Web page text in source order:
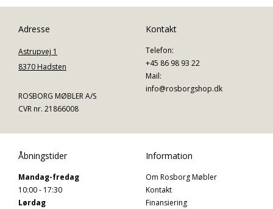
Adresse
Astrupvej 1
8370 Hadsten
ROSBORG MØBLER A/S
CVR nr. 21866008
Kontakt
Telefon:
+45 86 98 93 22
Mail:
info@rosborgshop.dk
Åbningstider
Mandag-fredag
10:00 - 17:30
Lørdag
Information
Om Rosborg Møbler
Kontakt
Finansiering